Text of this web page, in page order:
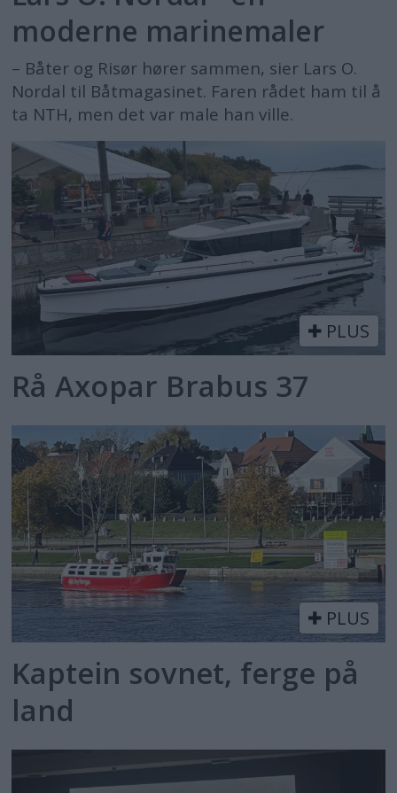
moderne marinemaler
– Båter og Risør hører sammen, sier Lars O.
Nordal til Båtmagasinet. Faren rådet ham til å
ta NTH, men det var male han ville.
PLUS
Rå Axopar Brabus 37
PLUS
Kaptein sovnet, ferge på
land